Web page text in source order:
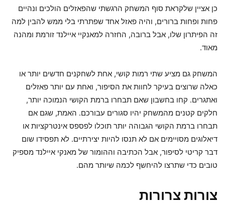
כן אציין שלקראת סוף המשחק הרגשתי שהפאזלים הולכים ונהיים
פחות ופחות ברורים, והיה פאזל אחד שפתרתי בלי ממש להבין למה
זה הפיתרון שלו, אבל ברובה, החזרה למאנקיי איילנד זורמת ומהנה
מאוד.
המשחק גם מציע שתי רמות קושי, אחת לשחקנים חדשים יותר או
כאלה שרוצים בעיקר לחוות את הסיפור, ואחת עם יותר פאזלים
ואתגרים. קחו בחשבון שאם תבחרו ברמת הקושי הנמוכה יותר,
חלקים קטנים מהמשחק יהיו סגורים עבורכם. האמת, שגם אם
תבחרו ברמת הקושי הגבוהה יותר תוכלו לפספס אינטרקציות או
דיאלוגים מסויימים אם לא תנסו להיות יצירתיים. לא תפסידו שום
דבר קריטי לסיפור, אבל הכתיבה וההומור של מאנקי איילנד מספיק
טובים כדי שתרצו להיחשף לכמה שיותר מהם.
צורות צרורות